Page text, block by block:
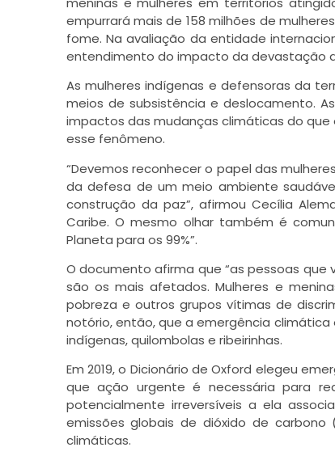
empurrará mais de 158 milhões de
fome. Na avaliação da entidade
entendimento do impacto da devastação
As mulheres indígenas e defensoras da
meios de subsistência e deslocamento.
impactos das mudanças climáticas do
esse fenômeno.
“Devemos reconhecer o papel das
da defesa de um meio ambiente
construção da paz”, afirmou Cecília
Caribe. O mesmo olhar também é
Planeta para os 99%”.
O documento afirma que “as pessoas que
são os mais afetados. Mulheres e
pobreza e outros grupos vítimas de
notório, então, que a emergência
indígenas, quilombolas e ribeirinhas.
Em 2019, o Dicionário de Oxford elegeu
que ação urgente é necessária para
potencialmente irreversíveis a ela
emissões globais de dióxido de
climáticas.